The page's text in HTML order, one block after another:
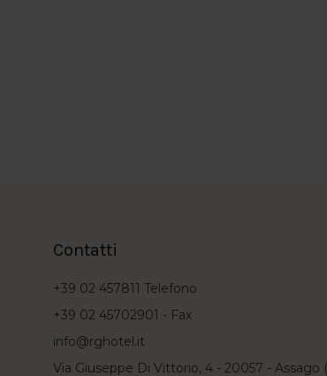
Contatti
+39 02 457811Telefono
+39 02 45702901 - Fax
info@rghotel.it
Via Giuseppe Di Vittorio, 4 - 20057 - Assago